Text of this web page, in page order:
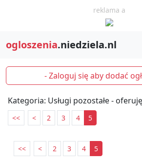
reklama a
ogloszenia.niedziela.nl
- Zaloguj się aby dodać
Kategoria: Usługi pozostałe - oferuję
<< < 2 3 4 5
<< < 2 3 4 5